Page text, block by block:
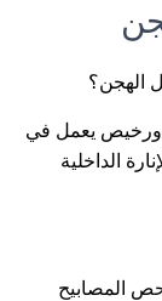
الهجن؟
ورخيص يعمل في
الداخلية
المصابيح